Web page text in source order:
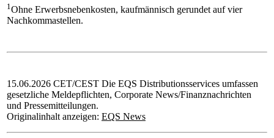
1 Ohne Erwerbsnebenkosten, kaufmännisch gerundet auf vier
Nachkommastellen.
15.06.2026 CET/CEST Die EQS Distributionsservices umfassen
gesetzliche Meldepflichten, Corporate News/Finanznachrichten
und Pressemitteilungen.
Originalinhalt anzeigen: EQS News